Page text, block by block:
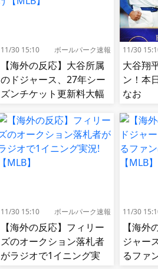
11/30 15:10 ボールパーク速報
【海外の反応】大谷所属
のドジャース、27年シー
ズンチケット更新料大幅
11/30
大谷翔
ン！本
なお
11/30 15:10 ボールパーク速報
【海外の反応】フィリー
ズのオークション落札者
がラジオで1イニング実
11/30
【海外
ジャー
るファ